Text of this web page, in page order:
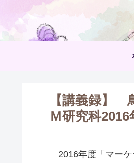
【講義録】
Ｍ研究科2016
2016年度「マーケ